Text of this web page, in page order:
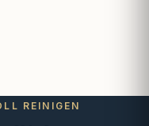
REINIGEN